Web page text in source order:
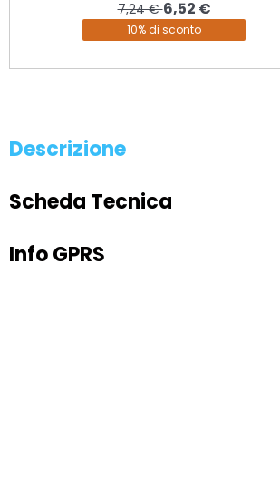
7,24 €6,52 €
10% di sconto
Descrizione
Scheda Tecnica
Info GPRS